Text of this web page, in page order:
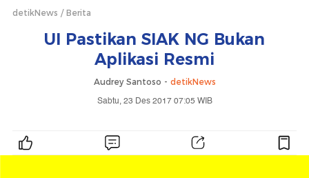
detikNews Berita
UI Pastikan SIAK NG Bukan
Aplikasi Resmi
Audrey Santoso - detikNews
Sabtu, 23 Des 2017 07:05 WIB